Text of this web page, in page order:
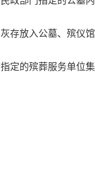
存放入公墓、殡仪
定的殡葬服务单位